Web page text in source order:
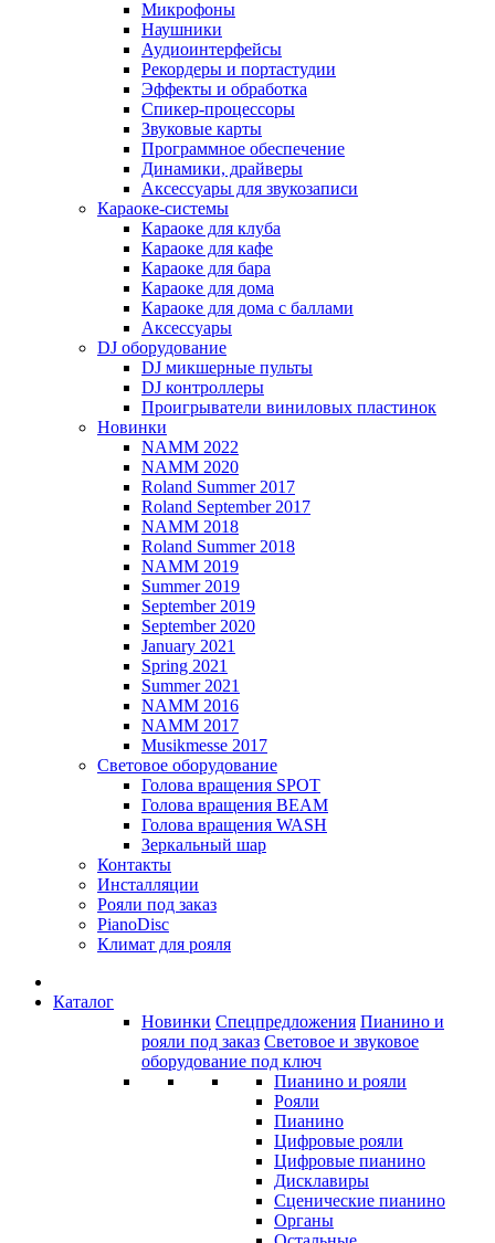
Микрофоны
Наушники
Аудиоинтерфейсы
Рекордеры и портастудии
Эффекты и обработка
Спикер-процессоры
Звуковые карты
Программное обеспечение
Динамики, драйверы
Аксессуары для звукозаписи
Караоке-системы
Караоке для клуба
Караоке для кафе
Караоке для бара
Караоке для дома
Караоке для дома с баллами
Аксессуары
DJ оборудование
DJ микшерные пульты
DJ контроллеры
Проигрыватели виниловых пластинок
Новинки
NAMM 2022
NAMM 2020
Roland Summer 2017
Roland September 2017
NAMM 2018
Roland Summer 2018
NAMM 2019
Summer 2019
September 2019
September 2020
January 2021
Spring 2021
Summer 2021
NAMM 2016
NAMM 2017
Musikmesse 2017
Световое оборудование
Голова вращения SPOT
Голова вращения BEAM
Голова вращения WASH
Зеркальный шар
Контакты
Инсталляции
Рояли под заказ
PianoDisc
Климат для рояля
Каталог
Новинки Спецпредложения Пианино и
рояли под заказ Световое и звуковое
оборудование под ключ
Пианино и рояли
Рояли
Пианино
Цифровые рояли
Цифровые пианино
Дисклавиры
Сценические пианино
Органы